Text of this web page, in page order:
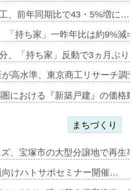
、前年同期比で43・5%増に…
「持ち家」一昨年比は約9%
、「持ち家」反動で3ヵ月ぶ
高水準、東京商工リサーチ
における『新築戸建』の価
まちづくり
、宝塚市の大型分譲地で再
けハトサポセミナー開催…